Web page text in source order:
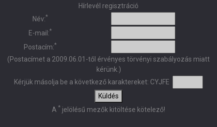
Hírlevél regisztráció
Név:*
E-mail:*
Postacím:*
(Postacímet a 2009.06.01-től érvényes törvényi szabályozás miatt
kérünk.)
Kérjük másolja be a következő karaktereket: CYJFE
Küldés
A * jelölésű mezők kitöltése kötelező!